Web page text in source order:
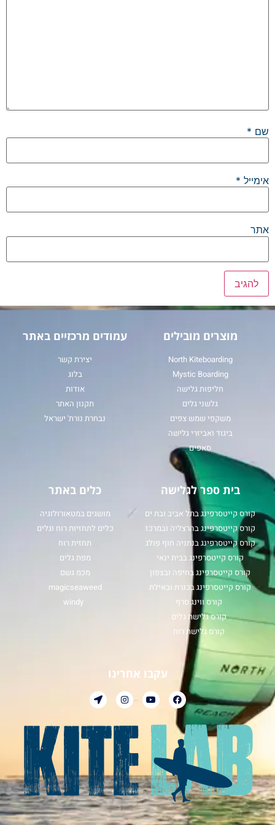
שם *
אימייל *
אתר
מוצרים מובילים
North Kiteboarding
Mystic Boarding
חליפות גלישה
גלשני גלים
משקפי שמש צפים
ביגוד ואביזרי גלישה
סאפים
עמודים מרכזיים באתר
יצירת קשר
בלוג
אודות
תקנון האתר
נבחרת נורת' ישראל
בית ספר לגלישה
קורס קייטסרפינג בתל אביב ובת ים
קורס קייטסרפינג בהרצליה ובמרכז
קורס קייטסרפינג בנתניה חוף פולג
קורס קייטסרפינג בבית ינאי
קורס קייטסרפינג בחיפה ובצפון
קורס קייטסרפינג בכנרת ובאילת
קורס ווינג סרף
קורס גלישת גלים
קורס גלישת רוח
כלים באתר
מושגים במטאורולוגיה
כלים לתחזיות רוח וגלים
תחזית רוח
מפת גלים
מכמ גשם
magicseaweed
windy
עקבו אחרינו